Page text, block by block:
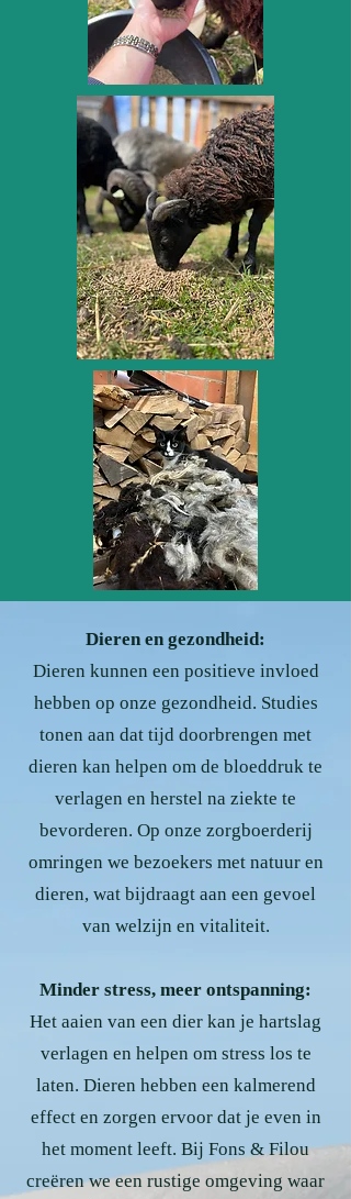
Dieren en gezondheid:
Dieren kunnen een positieve invloed
hebben op onze gezondheid. Studies
tonen aan dat tijd doorbrengen met
dieren kan helpen om de bloeddruk te
verlagen en herstel na ziekte te
bevorderen. Op onze zorgboerderij
omringen we bezoekers met natuur en
dieren, wat bijdraagt aan een gevoel
van welzijn en vitaliteit.
Minder stress, meer ontspanning:
Het aaien van een dier kan je hartslag
verlagen en helpen om stress los te
laten. Dieren hebben een kalmerend
effect en zorgen ervoor dat je even in
het moment leeft. Bij Fons & Filou
creëren we een rustige omgeving waar